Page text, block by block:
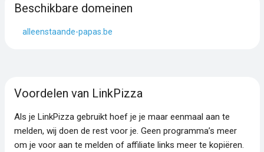
Beschikbare domeinen
alleenstaande-papas.be
Voordelen van LinkPizza
Als je LinkPizza gebruikt hoef je je maar eenmaal aan te
melden, wij doen de rest voor je. Geen programma’s meer
om je voor aan te melden of affiliate links meer te kopiëren.